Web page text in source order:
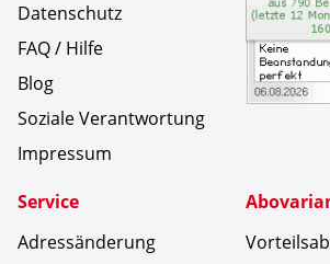
Datenschutz
FAQ / Hilfe
Blog
Soziale Verantwortung
Impressum
Service
Adressänderung